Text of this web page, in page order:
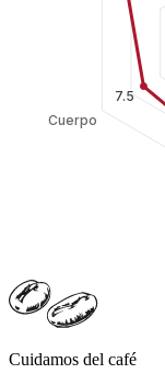
Cuidamos del café